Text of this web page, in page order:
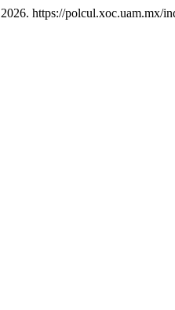
https://polcul.xoc.uam.mx/